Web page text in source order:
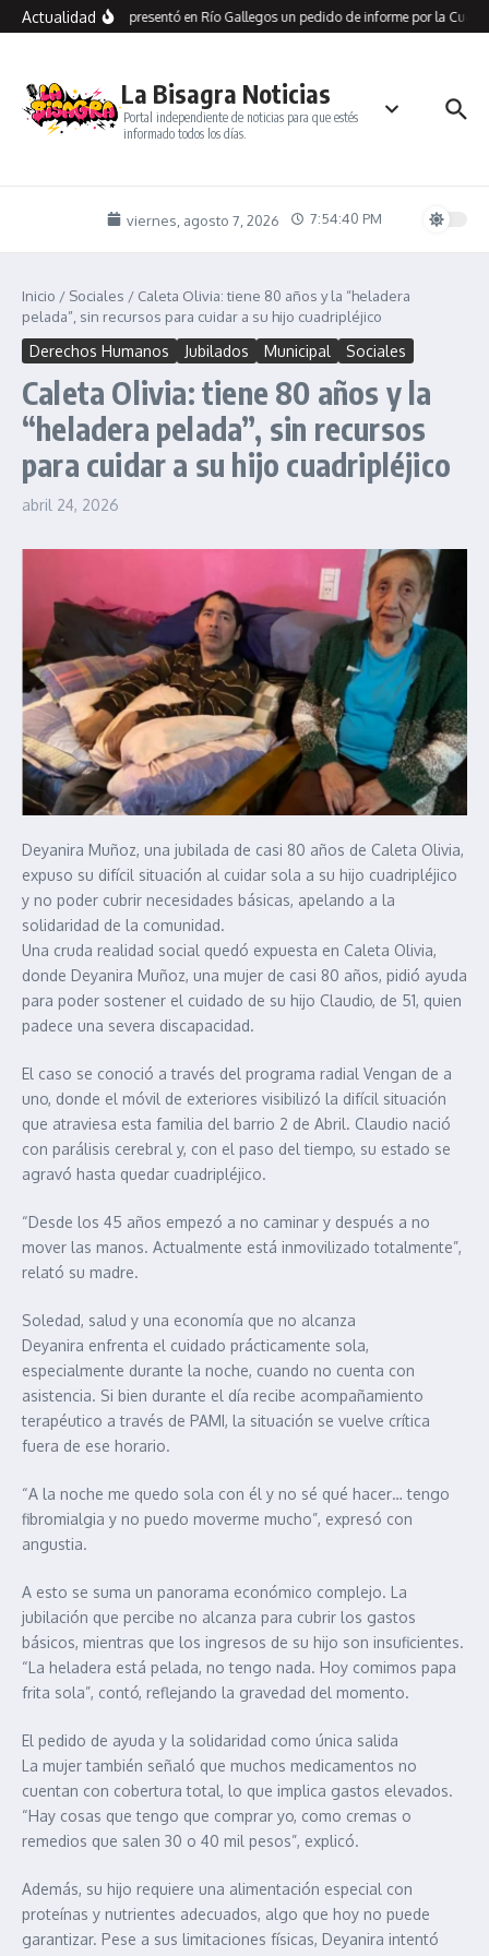
Saltar al contenido
ActualidadAparicio presentó en Río Gallegos un pedido de informe por la Cuota
La Bisagra Noticias
Portal independiente de noticias para que estés
informado todos los días.
viernes, agosto 7, 2026 7:54:40 PM
Inicio / Sociales / Caleta Olivia: tiene 80 años y la “heladera
pelada”, sin recursos para cuidar a su hijo cuadripléjico
Derechos Humanos Jubilados Municipal Sociales
Caleta Olivia: tiene 80 años y la
“heladera pelada”, sin recursos
para cuidar a su hijo cuadripléjico
abril 24, 2026
Deyanira Muñoz, una jubilada de casi 80 años de Caleta Olivia,
expuso su difícil situación al cuidar sola a su hijo cuadripléjico
y no poder cubrir necesidades básicas, apelando a la
solidaridad de la comunidad.
Una cruda realidad social quedó expuesta en Caleta Olivia,
donde Deyanira Muñoz, una mujer de casi 80 años, pidió ayuda
para poder sostener el cuidado de su hijo Claudio, de 51, quien
padece una severa discapacidad.
El caso se conoció a través del programa radial Vengan de a
uno, donde el móvil de exteriores visibilizó la difícil situación
que atraviesa esta familia del barrio 2 de Abril. Claudio nació
con parálisis cerebral y, con el paso del tiempo, su estado se
agravó hasta quedar cuadripléjico.
“Desde los 45 años empezó a no caminar y después a no
mover las manos. Actualmente está inmovilizado totalmente”,
relató su madre.
Soledad, salud y una economía que no alcanza
Deyanira enfrenta el cuidado prácticamente sola,
especialmente durante la noche, cuando no cuenta con
asistencia. Si bien durante el día recibe acompañamiento
terapéutico a través de PAMI, la situación se vuelve crítica
fuera de ese horario.
“A la noche me quedo sola con él y no sé qué hacer… tengo
fibromialgia y no puedo moverme mucho”, expresó con
angustia.
A esto se suma un panorama económico complejo. La
jubilación que percibe no alcanza para cubrir los gastos
básicos, mientras que los ingresos de su hijo son insuficientes.
“La heladera está pelada, no tengo nada. Hoy comimos papa
frita sola”, contó, reflejando la gravedad del momento.
El pedido de ayuda y la solidaridad como única salida
La mujer también señaló que muchos medicamentos no
cuentan con cobertura total, lo que implica gastos elevados.
“Hay cosas que tengo que comprar yo, como cremas o
remedios que salen 30 o 40 mil pesos”, explicó.
Además, su hijo requiere una alimentación especial con
proteínas y nutrientes adecuados, algo que hoy no puede
garantizar. Pese a sus limitaciones físicas, Deyanira intentó